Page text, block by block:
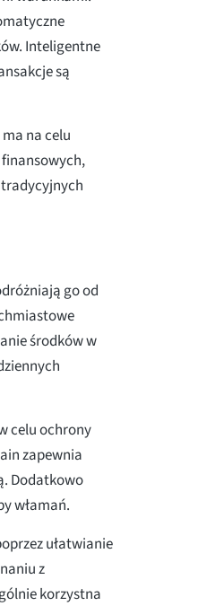
Inteligentne
są
na celu
go od
środków w
celu ochrony
zapewnia
Dodatkowo
włamań.
ułatwianie
z
korzystna